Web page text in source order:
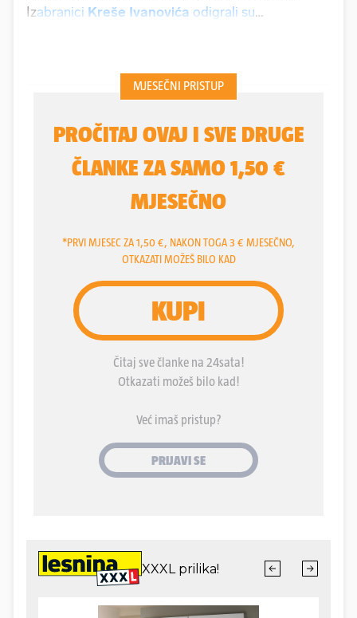
Izabranici Kreše Ivanovića odigrali su
jednostavno je bila prejaka, dok su ostali protivnici,
osim Egipta, praktički bili bez prave šanse protiv